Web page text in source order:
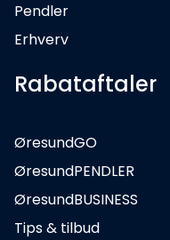
Pendler
Erhverv
Rabataftaler
ØresundGO
ØresundPENDLER
ØresundBUSINESS
Tips & tilbud